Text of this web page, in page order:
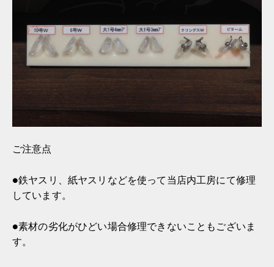
ご注意点
●鉄ヤスリ、紙ヤスリなどを使って当店内工房にて修理
しています。
●素材の劣化がひどい場合修理できないこともございま
す。